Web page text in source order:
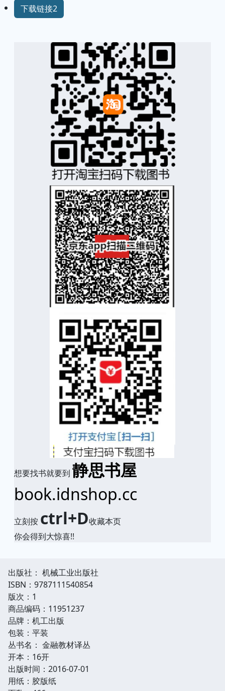
下载链接2
想要找书就要到 静思书屋
book.idnshop.cc
立刻按 ctrl+D收藏本页
你会得到大惊喜!!
出版社： 机械工业出版社
ISBN：9787111540854
版次：1
商品编码：11951237
品牌：机工出版
包装：平装
丛书名： 金融教材译丛
开本：16开
出版时间：2016-07-01
用纸：胶版纸